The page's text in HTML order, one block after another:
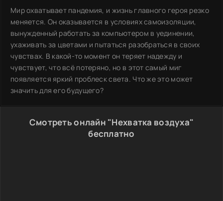
Мир охватывает пандемия, и жизнь главного героя резко
меняется. Он оказывается в условиях самоизоляции,
вынужденный работать за компьютером в уединении,
ухаживать за цветами и пытаться разобраться в своих
чувствах. В какой-то момент он теряет надежду и
чувствует, что всё потеряно, но в этот самый миг
появляется яркий проблеск света. Что же это может
значить для его будущего?
Смотреть онлайн "Нехватка воздуха"
бесплатно